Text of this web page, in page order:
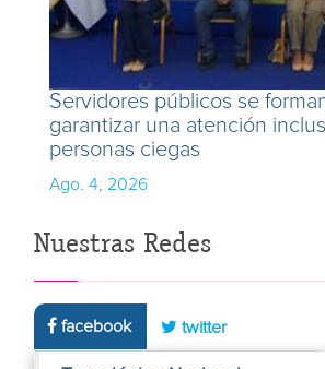
Servidores públicos se
garantizar una atención
personas ciegas
Ago. 4, 2026
Nuestras Redes
facebook twitter